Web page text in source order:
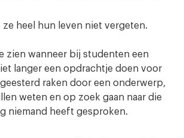
ze heel hun leven niet vergeten.
zien wanneer bij studenten een
langer een opdrachtje doen voor
raken door een onderwerp,
weten en op zoek gaan naar die
niemand heeft gesproken.